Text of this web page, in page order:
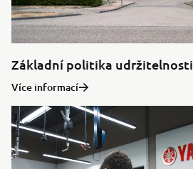
Základní politika udržitelnosti
Více informací